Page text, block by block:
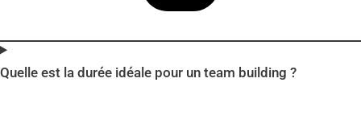
Quelle est la durée idéale pour un team building ?